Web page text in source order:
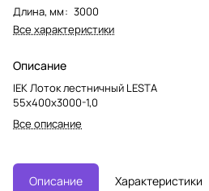
Длина, мм: 3000
Все характеристики
Описание
IEK Лоток лестничный LESTA
55х400х3000-1,0
Все описание
Описание Характеристики